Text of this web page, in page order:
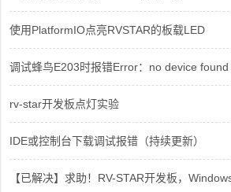
使用PlatformIO点亮RVSTAR的板载LED
调试蜂鸟E203时报错Error：no device found
rv-star开发板点灯实验
IDE或控制台下载调试报错（持续更新）
【已解决】求助！RV-STAR开发板，